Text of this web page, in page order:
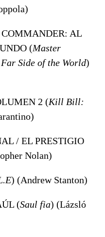
AL
(Master
Side of the World)
2 (Kill Bill:
/ EL PRESTIGIO
Nolan)
) (Andrew Stanton)
(Saul fia) (Lázsló